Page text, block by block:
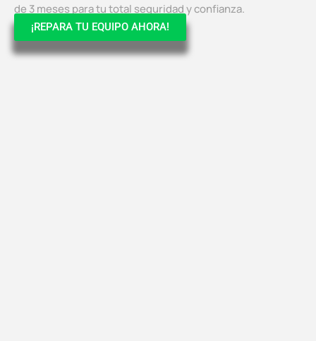
de 3 meses para tu total seguridad y confianza.
¡REPARA TU EQUIPO AHORA!